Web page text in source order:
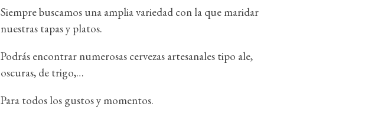
Siempre buscamos una amplia variedad con la que maridar
nuestras tapas y platos.
Podrás encontrar numerosas cervezas artesanales tipo ale,
oscuras, de trigo,…
Para todos los gustos y momentos.